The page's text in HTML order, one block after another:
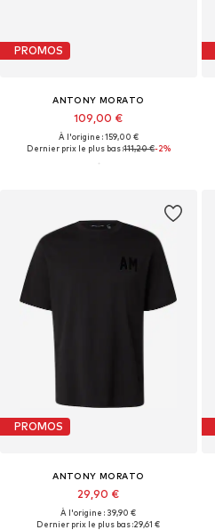
PROMOS
ANTONY MORATO
109,00 €
À l'origine : 159,00 €
Dernier prix le plus bas :111,20 €-2%
PROMOS
ANTONY MORATO
29,90 €
À l'origine : 39,90 €
Dernier prix le plus bas :29,61 €